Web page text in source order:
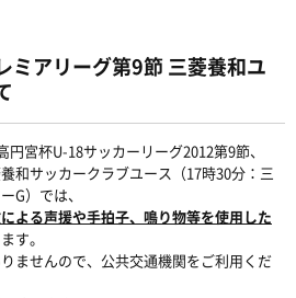
アリーグ第9節 三菱養和ユ
宮杯U-18サッカーリーグ2012第9節、
和サッカークラブユース（17時30分：三
G）では、
よる声援や手拍子、鳴り物等を使用した
す。
ませんので、公共交通機関をご利用くだ